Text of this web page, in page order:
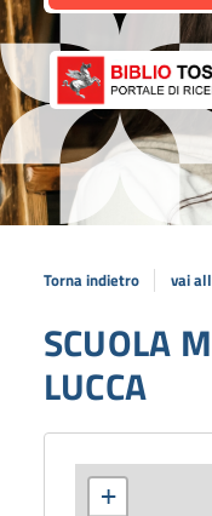
Torna indietro vai
SCUOLA
LUCCA
+